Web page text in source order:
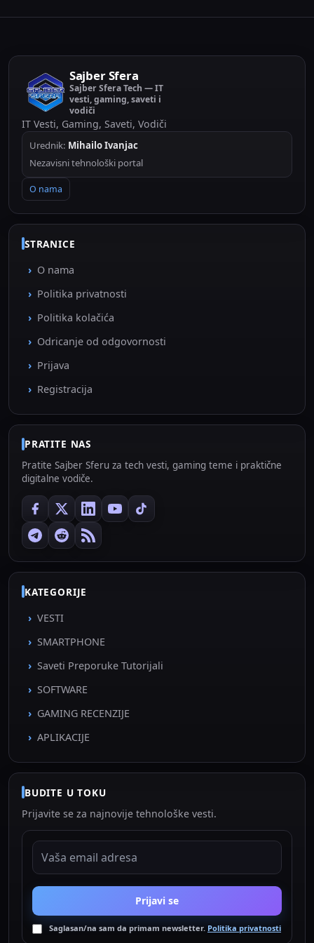
Sajber Sfera
Sajber Sfera Tech — IT
vesti, gaming, saveti i
vodiči
IT Vesti, Gaming, Saveti, Vodiči
Urednik: Mihailo Ivanjac
Nezavisni tehnološki portal
O nama
STRANICE
O nama
Politika privatnosti
Politika kolačića
Odricanje od odgovornosti
Prijava
Registracija
PRATITE NAS
Pratite Sajber Sferu za tech vesti, gaming teme i praktične
digitalne vodiče.
KATEGORIJE
VESTI
SMARTPHONE
Saveti Preporuke Tutorijali
SOFTWARE
GAMING RECENZIJE
APLIKACIJE
BUDITE U TOKU
Prijavite se za najnovije tehnološke vesti.
EMAIL ADRESA
Prijavi se
Saglasan/na sam da primam newsletter. Politika privatnosti